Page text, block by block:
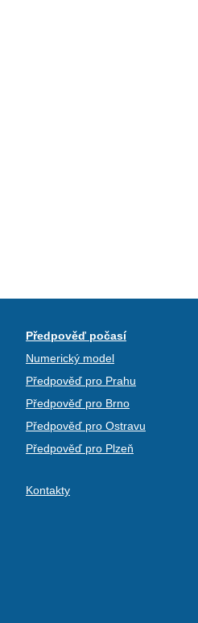
Předpověď počasí
Numerický model
Předpověď pro Prahu
Předpověď pro Brno
Předpověď pro Ostravu
Předpověď pro Plzeň
Kontakty